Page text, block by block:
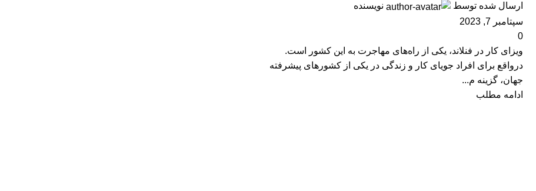
ارسال شده توسط
نویسنده
سپتامبر 7, 2023
0
ویزای کار در فنلاند، یکی از راه‌های مهاجرت به این کشور است.
درواقع برای افراد جویای کار و زندگی در یکی از کشورهای پیشرفته
جهان، گزینه م...
ادامه مطلب